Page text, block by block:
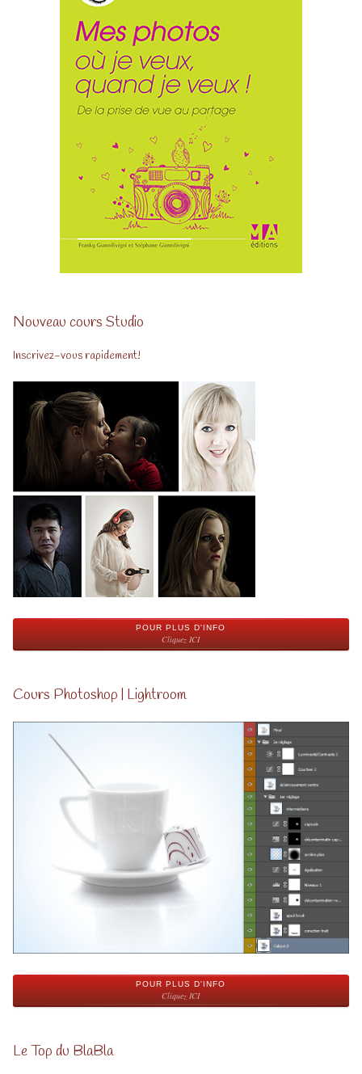
Nouveau cours Studio
Inscrivez-vous rapidement!
POUR PLUS D'INFO
Cliquez ICI
Cours Photoshop | Lightroom
POUR PLUS D'INFO
Cliquez ICI
Le Top du BlaBla